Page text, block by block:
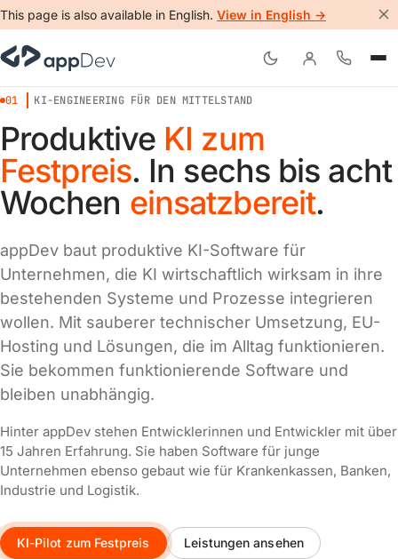
This page is also available in English. View in English →
01 KI-ENGINEERING FÜR DEN MITTELSTAND
Produktive KI zum
Festpreis. In sechs bis acht
Wochen einsatzbereit.
appDev baut produktive KI-Software für
Unternehmen, die KI wirtschaftlich wirksam in ihre
bestehenden Systeme und Prozesse integrieren
wollen. Mit sauberer technischer Umsetzung, EU-
Hosting und Lösungen, die im Alltag funktionieren.
Sie bekommen funktionierende Software und
bleiben unabhängig.
Hinter appDev stehen Entwicklerinnen und Entwickler mit über
15 Jahren Erfahrung. Sie haben Software für junge
Unternehmen ebenso gebaut wie für Krankenkassen, Banken,
Industrie und Logistik.
KI-Pilot zum Festpreis Leistungen ansehen